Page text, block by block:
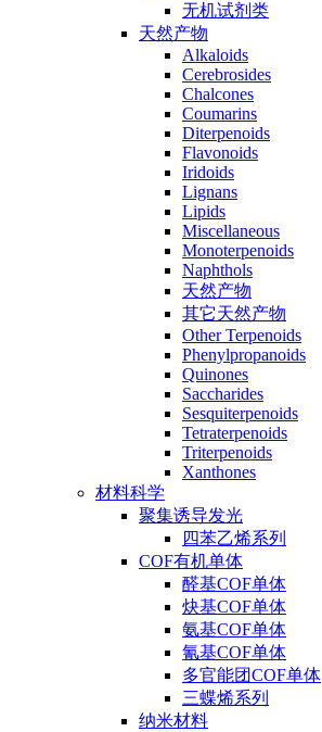
无机试剂类
天然产物
Alkaloids
Cerebrosides
Chalcones
Coumarins
Diterpenoids
Flavonoids
Iridoids
Lignans
Lipids
Miscellaneous
Monoterpenoids
Naphthols
天然产物
其它天然产物
Other Terpenoids
Phenylpropanoids
Quinones
Saccharides
Sesquiterpenoids
Tetraterpenoids
Triterpenoids
Xanthones
材料科学
聚集诱导发光
四苯乙烯系列
COF有机单体
醛基COF单体
炔基COF单体
氨基COF单体
氰基COF单体
多官能团COF单体
三蝶烯系列
纳米材料